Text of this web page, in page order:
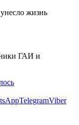
ГАИ и
TelegramViber